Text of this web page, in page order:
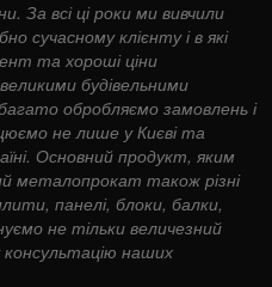
За всі ці роки ми вивчили
сучасному клієнту і в які
та хороші ціни
будівельними
обробляємо замовлень і
не лише у Києві та
Основний продукт, яким
металопрокат також різні
панелі, блоки, балки,
не тільки величезний
наших